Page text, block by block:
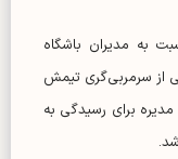
به مدیران باشگاه
از سرمربی‌گری تیمش
برای رسیدگی به